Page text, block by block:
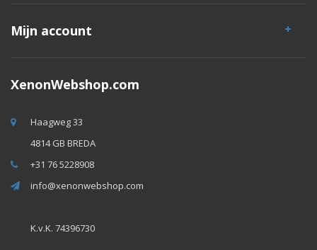
Mijn account
XenonWebshop.com
Haagweg 33
4814 GB BREDA
+31 76 5228908
info@xenonwebshop.com
K.v.K. 74396730